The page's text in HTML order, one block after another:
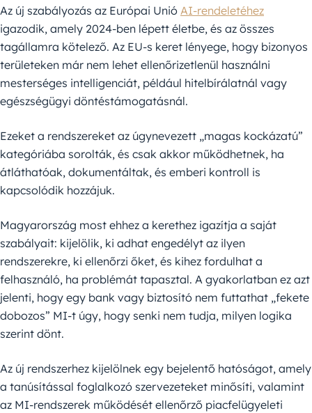
Az új szabályozás az Európai Unió AI-rendeletéhez
igazodik, amely 2024-ben lépett életbe, és az összes
tagállamra kötelező. Az EU-s keret lényege, hogy bizonyos
területeken már nem lehet ellenőrizetlenül használni
mesterséges intelligenciát, például hitelbírálatnál vagy
egészségügyi döntéstámogatásnál.
Ezeket a rendszereket az úgynevezett „magas kockázatú”
kategóriába sorolták, és csak akkor működhetnek, ha
átláthatóak, dokumentáltak, és emberi kontroll is
kapcsolódik hozzájuk.
Magyarország most ehhez a kerethez igazítja a saját
szabályait: kijelölik, ki adhat engedélyt az ilyen
rendszerekre, ki ellenőrzi őket, és kihez fordulhat a
felhasználó, ha problémát tapasztal. A gyakorlatban ez azt
jelenti, hogy egy bank vagy biztosító nem futtathat „fekete
dobozos” MI-t úgy, hogy senki nem tudja, milyen logika
szerint dönt.
Az új rendszerhez kijelölnek egy bejelentő hatóságot, amely
a tanúsítással foglalkozó szervezeteket minősíti, valamint
az MI-rendszerek működését ellenőrző piacfelügyeleti